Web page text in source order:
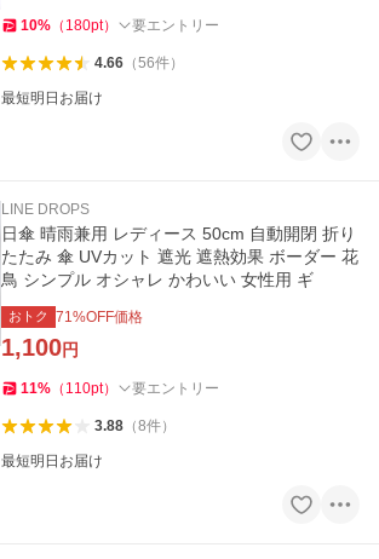
10% （ 180pt） 要エントリー
4.66（56件）
最短明日お届け
LINE DROPS
日傘 晴雨兼用 レディース 50cm 自動開閉 折り
たたみ 傘 UVカット 遮光 遮熱効果 ボーダー 花
鳥 シンプル オシャレ かわいい 女性用 ギ
おトク 71%OFF価格
1,100円
11% （ 110pt） 要エントリー
3.88（8件）
最短明日お届け